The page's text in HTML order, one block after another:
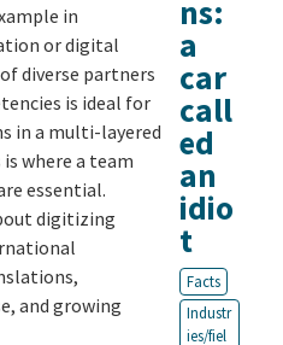
in
or digital
diverse partners
is ideal for
in a multi-layered
where a team
essential.
digitizing
and growing
ns:
a
car
call
ed
an
idio
t
Facts
Industr
ies/fiel